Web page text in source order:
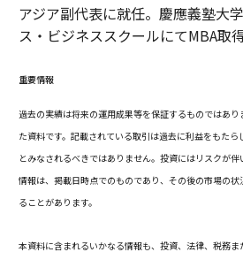
アジア副代表に就任。慶應義塾大
ス・ビジネススクールにてMBA取得
重要情報
過去の実績は将来の運用成果等を保証するものではあ
た資料です。記載されている取引は過去に利益をもた
とみなされるべきではありません。投資にはリスクが
情報は、掲載日時点でのものであり、その後の市場の
ることがあります。
本資料に含まれるいかなる情報も、投資、法律、税務